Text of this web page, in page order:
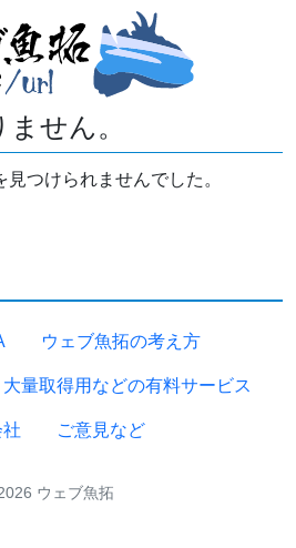
せん。
つけられませんでした。
ウェブ魚拓の考え方
量取得用などの有料サービス
ご意見など
ウェブ魚拓